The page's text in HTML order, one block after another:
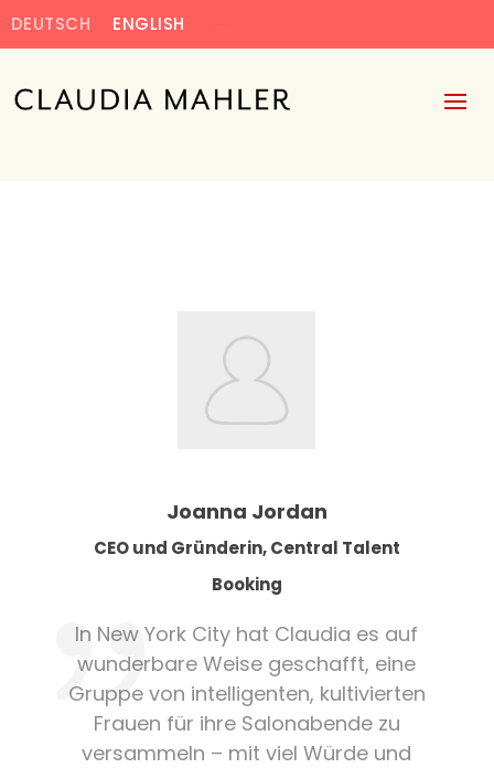
DEUTSCH ENGLISH
Joanna Jordan
CEO und Gründerin, Central Talent
Booking
In New York City hat Claudia es auf
wunderbare Weise geschafft, eine
Gruppe von intelligenten, kultivierten
Frauen für ihre Salonabende zu
versammeln – mit viel Würde und